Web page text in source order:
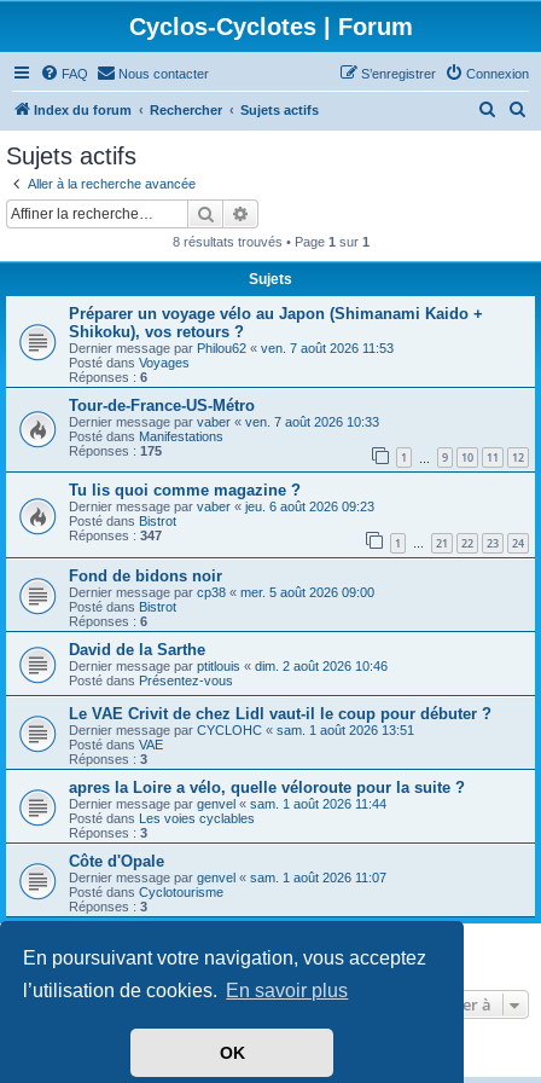
En poursuivant votre navigation, vous acceptez
l’utilisation de cookies. En savoir plus
OK
Cyclos-Cyclotes | Forum
FAQ Nous contacter Connexion
S’enregistrer
Index du forum Rechercher Sujets actifs
Sujets actifs
Aller à la recherche avancée
Rechercher
8 résultats trouvés • Page 1 sur 1
Sujets
Préparer un voyage vélo au Japon (Shimanami Kaido +
Shikoku), vos retours ?
Dernier message par Philou62 « ven. 7 août 2026 11:53
Posté dans Voyages
Réponses : 6
Tour-de-France-US-Métro
Dernier message par vaber « ven. 7 août 2026 10:33
Posté dans Manifestations
Réponses : 175 1 9 10 11 12
Tu lis quoi comme magazine ?
Dernier message par vaber « jeu. 6 août 2026 09:23
Posté dans Bistrot
Réponses : 347 1 … 21 22 23 24
Fond de bidons noir
Dernier message par cp38 « mer. 5 août 2026 09:00
Posté dans Bistrot
Réponses : 6
David de la Sarthe
Dernier message par ptitlouis « dim. 2 août 2026 10:46
Posté dans Présentez-vous
Le VAE Crivit de chez Lidl vaut-il le coup pour débuter ?
Dernier message par CYCLOHC « sam. 1 août 2026 13:51
Posté dans VAE
Réponses : 3
apres la Loire a vélo, quelle véloroute pour la suite ?
Dernier message par genvel « sam. 1 août 2026 11:44
Posté dans Les voies cyclables
Réponses : 3
Côte d'Opale
Dernier message par genvel « sam. 1 août 2026 11:07
Posté dans Cyclotourisme
Réponses : 3
8 résultats trouvés • Page1sur1
Aller à
phpBB ® Forum Software © phpBB Limited
phpBB-fr.com